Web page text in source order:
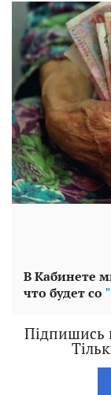
В Кабинете
что будет со
Підпишись